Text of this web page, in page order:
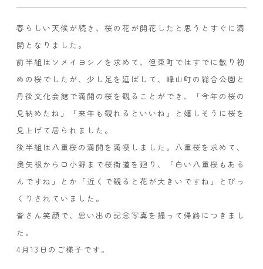
春らしい天候が続き、桜の花が開花したと思うとすぐに満
開となりました。
前半組はソメイヨシノを求めて、但東町ではすでに散り初
めの桜でしたが、少し足を延ばして、峰山町の総合公園と
丹後文化会館で満開の桜を観ることができ、「今年の桜の
見納めたね」「来年も観れるといいね」と嬉しそうに桜を
見上げて居られました。
後半組は八重桜の満開を満喫しました。八重桜を求めて、
奥矢根から口小野まで桜街道を廻り、「白い八重桜もある
んですね」とか「近くで観ると花が大きいですね」とびっ
くりされていました。
皆さん笑顔で、思い出の記念写真を撮って帰路につきまし
た。
4月13日のご様子です。